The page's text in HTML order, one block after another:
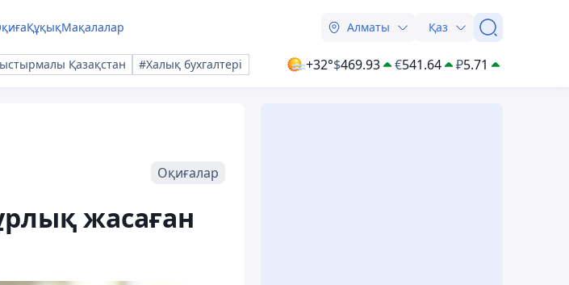
ҚұқықМақалалар Алматы Қаз
Қазақстан #Халық бухгалтері +32°$469.93 €541.64 ₽5.71
Оқиғалар
жасаған